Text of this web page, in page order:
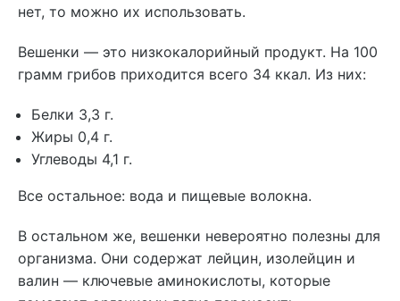
нет, то можно их использовать.
Вешенки — это низкокалорийный продукт. На 100
грамм грибов приходится всего 34 ккал. Из них:
Белки 3,3 г.
Жиры 0,4 г.
Углеводы 4,1 г.
Все остальное: вода и пищевые волокна.
В остальном же, вешенки невероятно полезны для
организма. Они содержат лейцин, изолейцин и
валин — ключевые аминокислоты, которые